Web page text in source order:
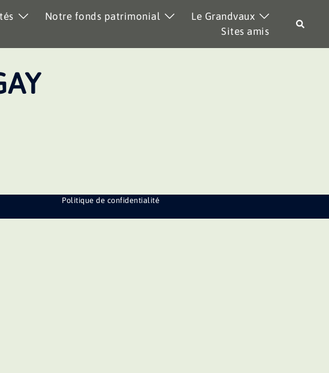
Notre fonds patrimonial
Le Grandvaux
Sites amis
Politique de confidentialité